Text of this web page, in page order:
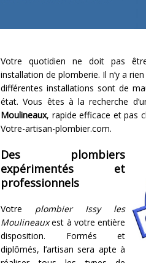
Votre quotidien ne doit pas
installation de plomberie. Il n’y a
différentes installations sont de
état. Vous êtes à la recherche
Moulineaux, rapide efficace et pas
Votre-artisan-plombier.com.
Des plombiers
expérimentés et
professionnels
Votre plombier Issy les
Moulineauxest à votre entière
disposition. Formés et
diplômés, l’artisan sera apte à